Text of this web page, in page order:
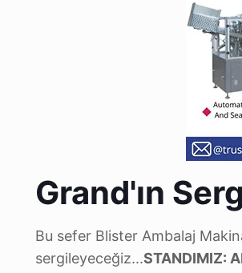
Grand'ın
Bu sefer Blister Ambalaj
sergileyeceğiz...STANDIMIZ: